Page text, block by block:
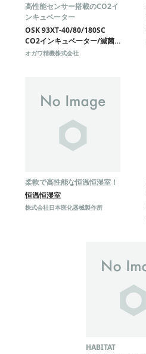
高性能センサー搭載のCO2イ
ンキュベーター
OSK 93XT-40/80/180SC
CO2インキュベーター/滅菌
サイクル内蔵
オガワ精機株式会社
柔軟で高性能な恒温恒湿室！
恒温恒湿室
株式会社日本医化器械製作所
HABITAT